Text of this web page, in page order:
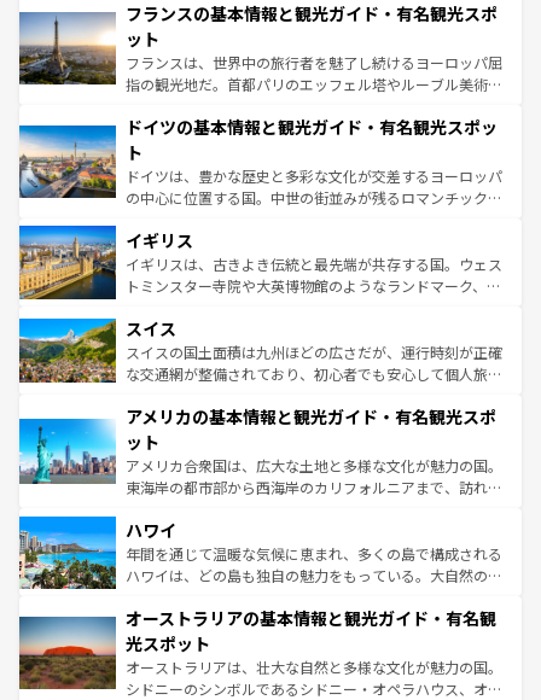
ませてくれるイタリアで、忘れられない旅をしてみよう！
なお、新着のイタリア情報は
しい。
文化が根付くこの国では、情熱的なフラメンコ、熱気あふ
れる闘牛、そして美味しいタパスが生活の一部となってい
る。首都マドリードの洗練された雰囲気や、バルセロナの
アートに溢れた街角から、地方では古代ローマ遺跡や中世
せる。地方によって風土や気候が異なるスペインはその個
ンテンツ一覧 を参照してほしい。
フランスの基本情報と観光ガイド・有名観光スポ
ット
フランスは、世界中の旅行者を魅了し続けるヨーロッパ屈
指の観光地だ。首都パリのエッフェル塔やルーブル美術館
で、幅広い魅力が詰まっている。華麗な宮殿、歴史的な大
聖堂、美しいビーチ、そして豊かな自然が、訪れる者を心
から魅了する。また、フランスは美食の国としても知ら
れ、フランス料理はユネスコ無形文化遺産にも登録されて
香り高いラベンダー畑など、多彩な楽しみ方が可能だ。さ
らに、パリ以外の地域にも魅力が溢れており、どの街角に
も豊かな歴史と文化が息づいている。パリ以外の個性あふ
を参照してほしい。
ドイツの基本情報と観光ガイド・有名観光スポッ
ト
ドイツは、豊かな歴史と多彩な文化が交差するヨーロッパ
の中心に位置する国。中世の街並みが残るロマンチック街
顔を持つこの国は、どこを歩いても飽きることがない。ベ
ルリンの文化的活気、バイエルン州のアルプスの絶景、そ
してライン川沿いのワイン畑といった風景は必見。ビール
は、お酒好きな人にはぜひ体験してほしい。 なお、新着の
ドイツ情報はコンテンツ一覧を参照してほしい。
イギリス
イギリスは、古きよき伝統と最先端が共存する国。ウェス
トミンスター寺院や大英博物館のようなランドマーク、歴
リアごとに異なる魅力がある。また、優雅なアフタヌーン
ティー、ビール好きにはたまらない英国パブ、サッカー観
戦など、本場だからこそできる体験も豊富。イギリスを旅
ンツ一覧を参照してほしい。
スイス
スイスの国土面積は九州ほどの広さだが、運行時刻が正確
な交通網が整備されており、初心者でも安心して個人旅行
の建物がそのまま残る町や、スイスならではのユニークな
博物館もあり、アルプス観光だけでなく町歩きも満喫する
ことができる。国民の所得が高いため物価も高いが、旅行
者向けの交通パス提供のサービスもあり、うまく活用すれ
着のスイス情報は
アメリカの基本情報と観光ガイド・有名観光スポ
ット
アメリカ合衆国は、広大な土地と多様な文化が魅力の国。
東海岸の都市部から西海岸のカリフォルニアまで、訪れる
のような巨大都市は、観光、ショッピング、エンターテイ
ンメントが詰まった刺激的なスポットだ。一方、アメリカ
西部には大自然が広がり、グランドキャニオンやイエロー
部のニューオーリンズでは、音楽と美食が融合した独特の
文化が魅力。旅行者はアメリカの各地域で異なる魅力を楽
しみながら、その多様性と豊かな歴史を感じることができ
るだろう。車でのロードトリップや列車の旅も、アメリカ
ハワイ
年間を通じて温暖な気候に恵まれ、多くの島で構成される
ハワイは、どの島も独自の魅力をもっている。大自然の神
ワイ島は見逃せない。また、定番の観光地といえばオアフ
島だが、静かな自然を求めるならマウイ島やカウアイ島が
おすすめ。エメラルドグリーンに輝く海をはじめ、豊かな
文化や歴史が息づいている。「アロハスピリット」と呼ば
オーストラリアの基本情報と観光ガイド・有名観
光スポット
オーストラリアは、壮大な自然と多様な文化が魅力の国。
シドニーのシンボルであるシドニー・オペラハウス、オー